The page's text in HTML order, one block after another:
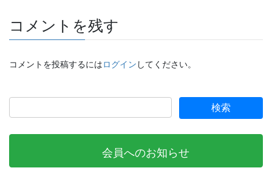
コメントを残す
コメントを投稿するにはログイン してください。
会員へのお知らせ